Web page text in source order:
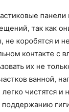
панели
так как
не коробятся и
контакте с
их не
ванной,
чистятся и
поддержанию